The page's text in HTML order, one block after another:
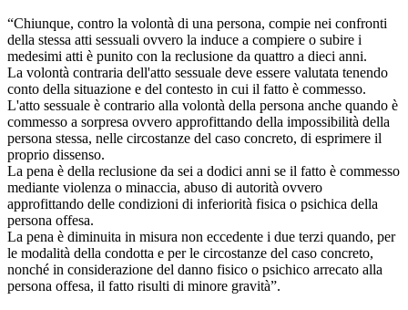
“Chiunque, contro la volontà di una persona, compie nei confronti
della stessa atti sessuali ovvero la induce a compiere o subire i
medesimi atti è punito con la reclusione da quattro a dieci anni.
La volontà contraria dell'atto sessuale deve essere valutata tenendo
conto della situazione e del contesto in cui il fatto è commesso.
L'atto sessuale è contrario alla volontà della persona anche quando è
commesso a sorpresa ovvero approfittando della impossibilità della
persona stessa, nelle circostanze del caso concreto, di esprimere il
proprio dissenso.
La pena è della reclusione da sei a dodici anni se il fatto è commesso
mediante violenza o minaccia, abuso di autorità ovvero
approfittando delle condizioni di inferiorità fisica o psichica della
persona offesa.
La pena è diminuita in misura non eccedente i due terzi quando, per
le modalità della condotta e per le circostanze del caso concreto,
nonché in considerazione del danno fisico o psichico arrecato alla
persona offesa, il fatto risulti di minore gravità”.